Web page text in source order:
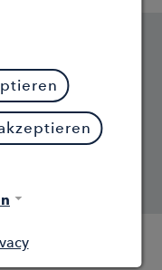
Abkürzungen. Klar,
mit der „KBV“
Die
Umfeld die